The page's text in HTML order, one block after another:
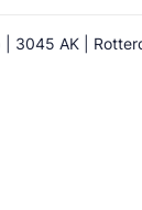
3045 AK |